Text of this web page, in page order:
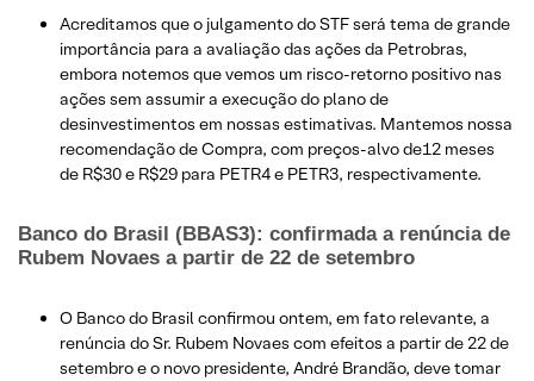
Acreditamos que o julgamento do STF será tema de grande
importância para a avaliação das ações da Petrobras,
embora notemos que vemos um risco-retorno positivo nas
ações sem assumir a execução do plano de
desinvestimentos em nossas estimativas. Mantemos nossa
recomendação de Compra, com preços-alvo de12 meses
de R$30 e R$29 para PETR4 e PETR3, respectivamente.
Banco do Brasil (BBAS3): confirmada a renúncia de
Rubem Novaes a partir de 22 de setembro
O Banco do Brasil confirmou ontem, em fato relevante, a
renúncia do Sr. Rubem Novaes com efeitos a partir de 22 de
setembro e o novo presidente, André Brandão, deve tomar